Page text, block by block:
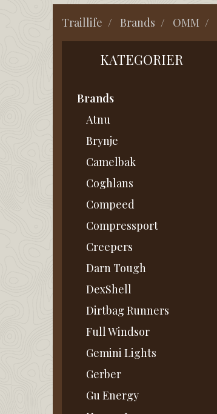
Traillife Brands OMM
KATEGORIER
Brands
Atnu
Brynje
Camelbak
Coghlans
Compeed
Compressport
Creepers
Darn Tough
DexShell
Dirtbag Runners
Full Windsor
Gemini Lights
Gerber
Gu Energy